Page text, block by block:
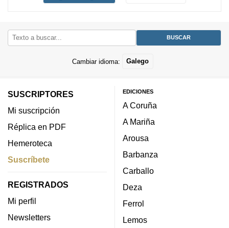
Cambiar idioma: Galego
SUSCRIPTORES
Mi suscripción
Réplica en PDF
Hemeroteca
Suscríbete
REGISTRADOS
Mi perfil
Newsletters
EDICIONES
A Coruña
A Mariña
Arousa
Barbanza
Carballo
Deza
Ferrol
Lemos